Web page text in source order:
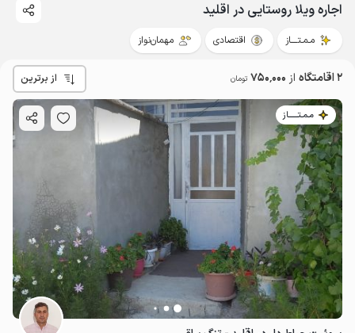
750٬000 4.9
اجاره ویلا روستایی در اقلید
مـمـتــــاز اقتصادی مهمان‌نواز
2 اقامتگاه از 750٬000 تومان از برترین
مـمـتــــــاز